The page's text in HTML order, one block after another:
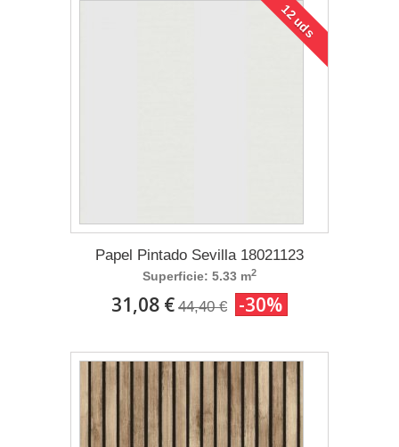
12 uds
Papel Pintado Sevilla 18021123
Superficie: 5.33 m2
31,08 € 44,40 € -30%